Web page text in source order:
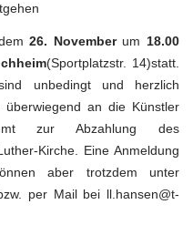
26. November um18.00
(Sportplatzstr. 14)statt.
unbedingt und herzlich
an die Künstler
zur Abzahlung des
Kirche. Eine Anmeldung
aber trotzdem unter
per Mail bei ll.hansen@t-